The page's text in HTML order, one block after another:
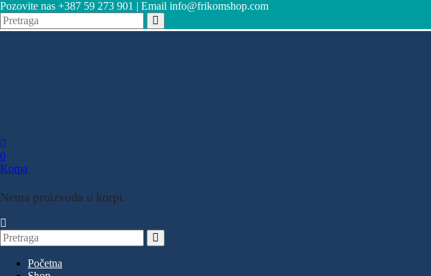
Pozovite nas +387 59 273 901 | Email info@frikomshop.com
0
Korpa
Nema proizvoda u korpi.
Početna